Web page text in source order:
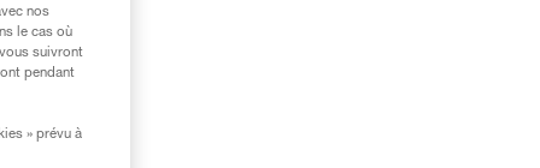
nos
le cas où
suivront
pendant
» prévu à